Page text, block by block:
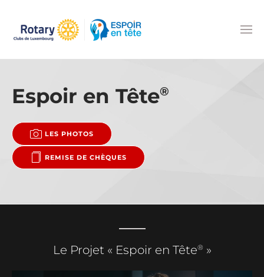
Accéder au contenu principal
Espoir en Tête®
LES PHOTOS
REMISE DE CHÈQUES
Le Projet « Espoir en Tête® »